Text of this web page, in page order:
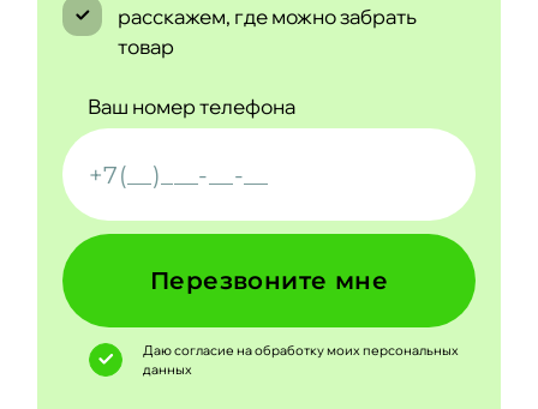
расскажем, где можно забрать
товар
Ваш номер телефона
Перезвоните мне
Даю согласие на обработку моих персональных
данных